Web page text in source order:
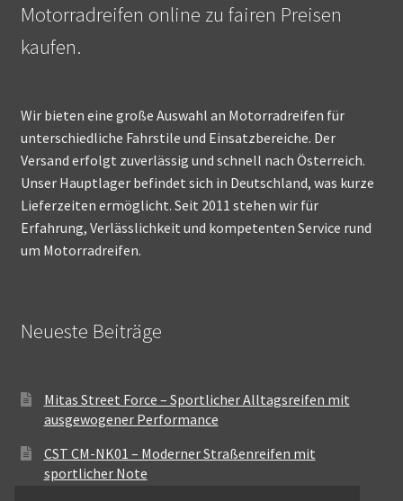
Motorradreifen online zu fairen Preisen
kaufen.
Wir bieten eine große Auswahl an Motorradreifen für
unterschiedliche Fahrstile und Einsatzbereiche. Der
Versand erfolgt zuverlässig und schnell nach Österreich.
Unser Hauptlager befindet sich in Deutschland, was kurze
Lieferzeiten ermöglicht. Seit 2011 stehen wir für
Erfahrung, Verlässlichkeit und kompetenten Service rund
um Motorradreifen.
Neueste Beiträge
Mitas Street Force – Sportlicher Alltagsreifen mit
ausgewogener Performance
CST CM-NK01 – Moderner Straßenreifen mit
sportlicher Note